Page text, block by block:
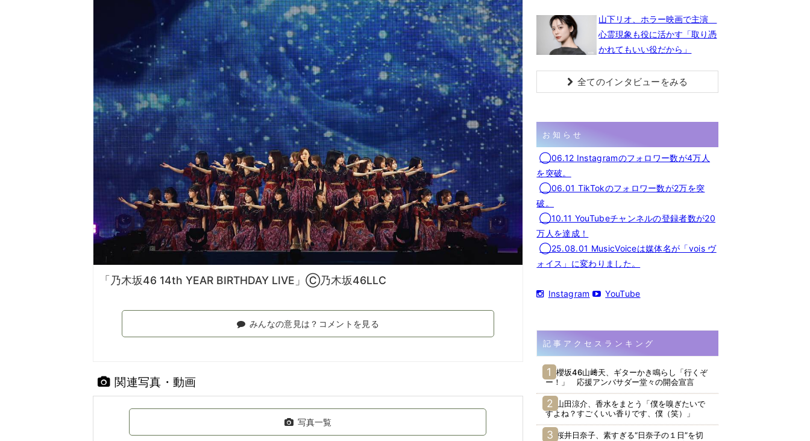
「乃木坂46 14th YEAR BIRTHDAY LIVE」Ⓒ乃木坂46LLC
みんなの意見は？コメントを見る
関連写真・動画
写真一覧
山下リオ、ホラー映画で主演
心霊現象も役に活かす「取り憑
かれてもいい役だから」
全てのインタビューをみる
お知らせ
◯06.12 Instagramのフォロワー数が4万人
を突破。
◯06.01 TikTokのフォロワー数が2万を突
破。
◯10.11 YouTubeチャンネルの登録者数が20
万人を達成！
◯25.08.01 MusicVoiceは媒体名が「vois ヴ
ォイス」に変わりました。
Instagram YouTube
記事アクセスランキング
櫻坂46山﨑天、ギターかき鳴らし「行くぞ
ー！」 応援アンバサダー堂々の開会宣言
山田涼介、香水をまとう「僕を嗅ぎたいで
すよね？すごくいい香りです、僕（笑）」
桜井日奈子、素すぎる“日奈子の１日”を切